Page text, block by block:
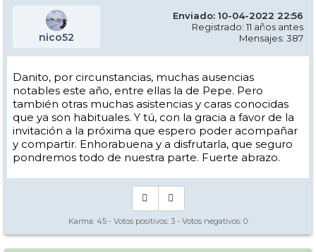
nico52
Enviado: 10-04-2022 22:56
Registrado: 11 años antes
Mensajes: 387
Danito, por circunstancias, muchas ausencias
notables este año, entre ellas la de Pepe. Pero
también otras muchas asistencias y caras conocidas
que ya son habituales. Y tú, con la gracia a favor de la
invitación a la próxima que espero poder acompañar
y compartir. Enhorabuena y a disfrutarla, que seguro
pondremos todo de nuestra parte. Fuerte abrazo.
Karma: 45 - Votos positivos: 3 - Votos negativos: 0